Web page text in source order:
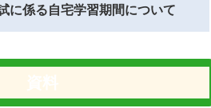
に係る自宅学習期間について